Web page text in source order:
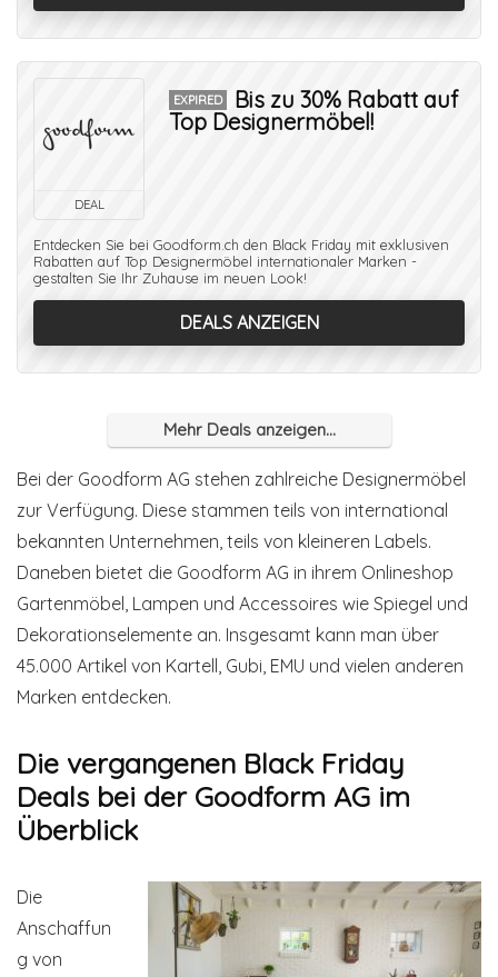
DEAL
EXPIRED
Bis zu 30% Rabatt auf
Top Designermöbel!
Entdecken Sie bei Goodform.ch den Black Friday mit exklusiven
Rabatten auf Top Designermöbel internationaler Marken -
gestalten Sie Ihr Zuhause im neuen Look!
DEALS ANZEIGEN
Mehr Deals anzeigen...
Bei der Goodform AG stehen zahlreiche Designermöbel
zur Verfügung. Diese stammen teils von international
bekannten Unternehmen, teils von kleineren Labels.
Daneben bietet die Goodform AG in ihrem Onlineshop
Gartenmöbel, Lampen und Accessoires wie Spiegel und
Dekorationselemente an. Insgesamt kann man über
45.000 Artikel von Kartell, Gubi, EMU und vielen anderen
Marken entdecken.
Die vergangenen Black Friday
Deals bei der Goodform AG im
Überblick
Die
Anschaffun
g von